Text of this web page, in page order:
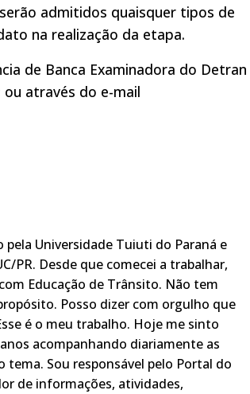
admitidos quaisquer tipos de
na realização da etapa.
de Banca Examinadora do Detran
através do e-mail
Universidade Tuiuti do Paraná e
PR. Desde que comecei a trabalhar,
Educação de Trânsito. Não tem
Posso dizer com orgulho que
é o meu trabalho. Hoje me sinto
acompanhando diariamente as
tema. Sou responsável pelo Portal do
de informações, atividades,